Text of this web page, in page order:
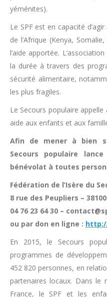
yéménites).
Le SPF est en capacité
de l’Afrique (Kenya,
l’aide apportée.
la durée à travers des
sécurité alimentaire,
les plus fragiles.
Le Secours populaire
aide aux enfants et aux
Afin de mener à bien
Secours populaire
bénévolat à toutes
Fédération de l’Isère du
8 rue des Peupliers –
04 76 23 64 30 –
ou par don en ligne :
En 2015, le Secours
programmes de
452 820 personnes, en
partenaires locaux. Dans
France, le SPF et les